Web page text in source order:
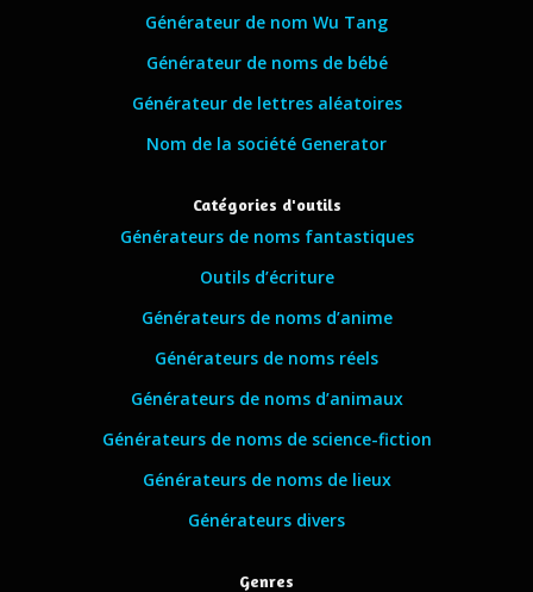
Générateur de nom Wu Tang
Générateur de noms de bébé
Générateur de lettres aléatoires
Nom de la société Generator
Catégories d'outils
Générateurs de noms fantastiques
Outils d’écriture
Générateurs de noms d’anime
Générateurs de noms réels
Générateurs de noms d’animaux
Générateurs de noms de science-fiction
Générateurs de noms de lieux
Générateurs divers
Genres